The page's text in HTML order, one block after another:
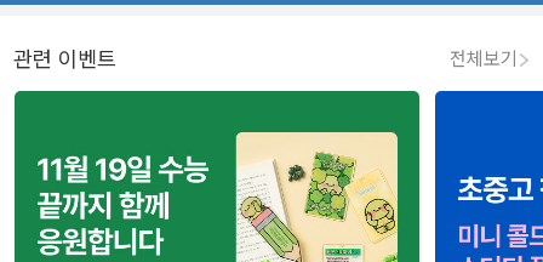
관련 이벤트 전체보기